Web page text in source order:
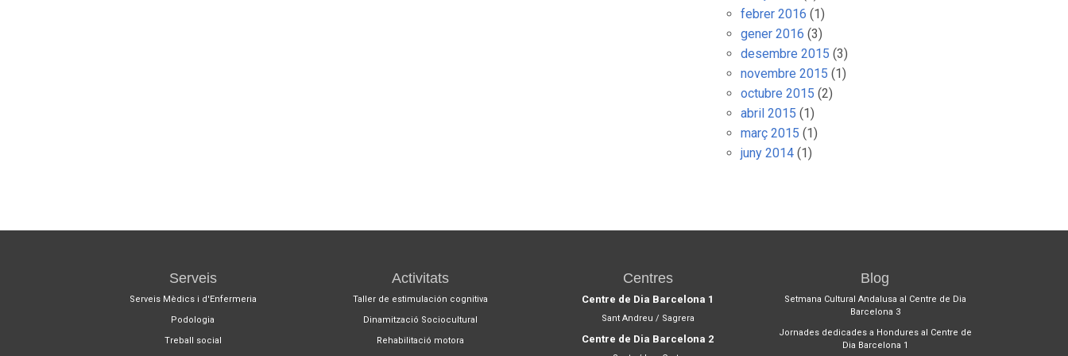
febrer 2016 (1)
gener 2016 (3)
desembre 2015 (3)
novembre 2015 (1)
octubre 2015 (2)
abril 2015 (1)
març 2015 (1)
juny 2014 (1)
Serveis
Serveis Mèdics i d'Enfermeria
Podologia
Treball social
Activitats
Taller de estimulación cognitiva
Dinamització Sociocultural
Rehabilitació motora
Centres
Centre de Dia Barcelona 1
Sant Andreu / Sagrera
Centre de Dia Barcelona 2
Blog
Setmana Cultural Andalusa al Centre de Dia
Barcelona 3
Jornades dedicades a Hondures al Centre de
Dia Barcelona 1